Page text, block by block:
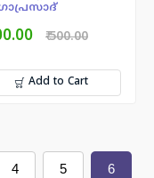
₹ 500.00
Add to Cart
4 5 6